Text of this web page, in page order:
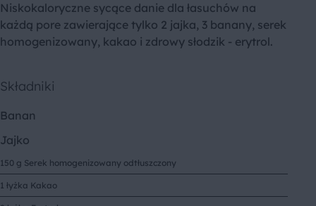
Niskokaloryczne sycące danie dla łasuchów na
każdą pore zawierające tylko 2 jajka, 3 banany, serek
homogenizowany, kakao i zdrowy słodzik - erytrol.
Składniki
Banan
Jajko
150 g Serek homogenizowany odtłuszczony
1 łyżka Kakao